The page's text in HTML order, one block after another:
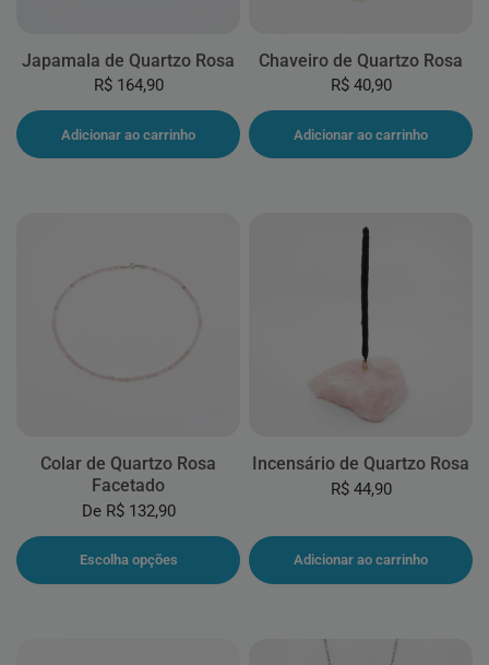
Japamala de Quartzo Rosa
R$ 164,90
Adicionar ao carrinho
Chaveiro de Quartzo Rosa
R$ 40,90
Adicionar ao carrinho
Colar de Quartzo Rosa
Facetado
DeR$ 132,90
Escolha opções
Incensário de Quartzo Rosa
R$ 44,90
Adicionar ao carrinho